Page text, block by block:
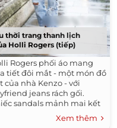
thời trang thanh lịch
Holli Rogers (tiếp)
Rogers phối áo mang
tiết đôi mắt - một món đồ
của nhà Kenzo - với
jeans rách gối.
sandals mảnh mai kết
khéo léo với bộ cánh...
Xem thêm